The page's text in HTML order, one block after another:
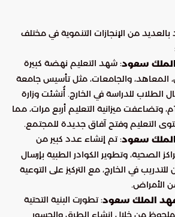
من الإنجازات التنموية في مختلف
الملك سعود: شهد التعليم نهضة كبيرة
المعاهد، والجامعات، مثل تأسيس جامعة
الطلاب للدراسة في الخارج. أُنشئت وزارة
المعارف عام 1953م، وتضاعفت ميزانية التعليم أربع مرات، مما
التعليم وفتح آفاق جديدة للمجتمع.
سعود: تم إنشاء عدد كبير من
الصحية، وتطوير الكوادر الطبية بإرسال
في الخارج، مع التركيز على التوعية
الأمراض.
الملك سعود: تطورت البنية التحتية